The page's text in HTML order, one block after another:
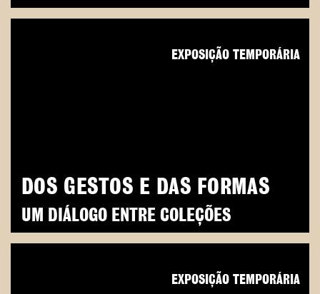
DOS GESTOS E DAS FORMAS
UM DIÁLOGO ENTRE COLEÇÕES
EXPOSIÇÃO TEMPORÁRIA
EXPOSIÇÃO TEMPORÁRIA